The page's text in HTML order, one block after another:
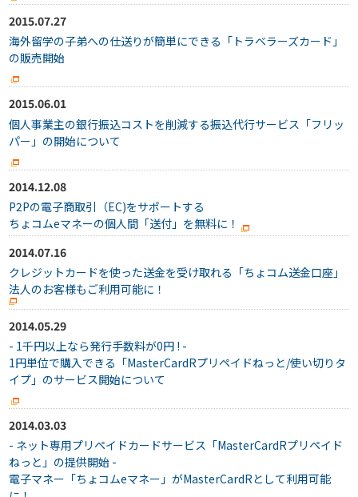
2015.07.27
海外留学の子弟への仕送りが簡単にできる「トラベラーズカード」
の販売開始
2015.06.01
個人事業主の銀行振込コストを削減する振込代行サービス「フリッ
パー」の開始について
2014.12.08
P2Pの電子商取引（EC)をサポートする
ちょコムeマネーの個人間「送付」を無料に！
2014.07.16
クレジットカードを使った送金を受け取れる「ちょコム送金口座」
法人のお客様もご利用可能に！
2014.05.29
- 1千円以上なら発行手数料が0円 ! -
1円単位で購入できる「MasterCardRプリペイドねっと/使い切りタ
イプ」のサービス開始について
2014.03.03
- ネット専用プリペイドカードサービス「MasterCardRプリペイド
ねっと」の提供開始 -
電子マネー「ちょコムeマネー」がMasterCardRとして利用可能